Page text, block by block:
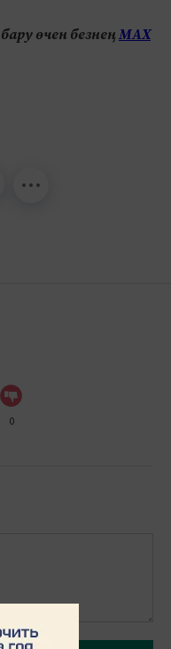
өчен безнеңМАХ
0